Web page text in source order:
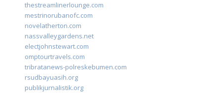
thestreamlinerlounge.com
mestrinorubanofc.com
novelatherton.com
nassvalleygardens.net
electjohnstewart.com
omptourtravels.com
tribratanews-polreskebumen.com
rsudbayuasih.org
publikjurnalistik.org